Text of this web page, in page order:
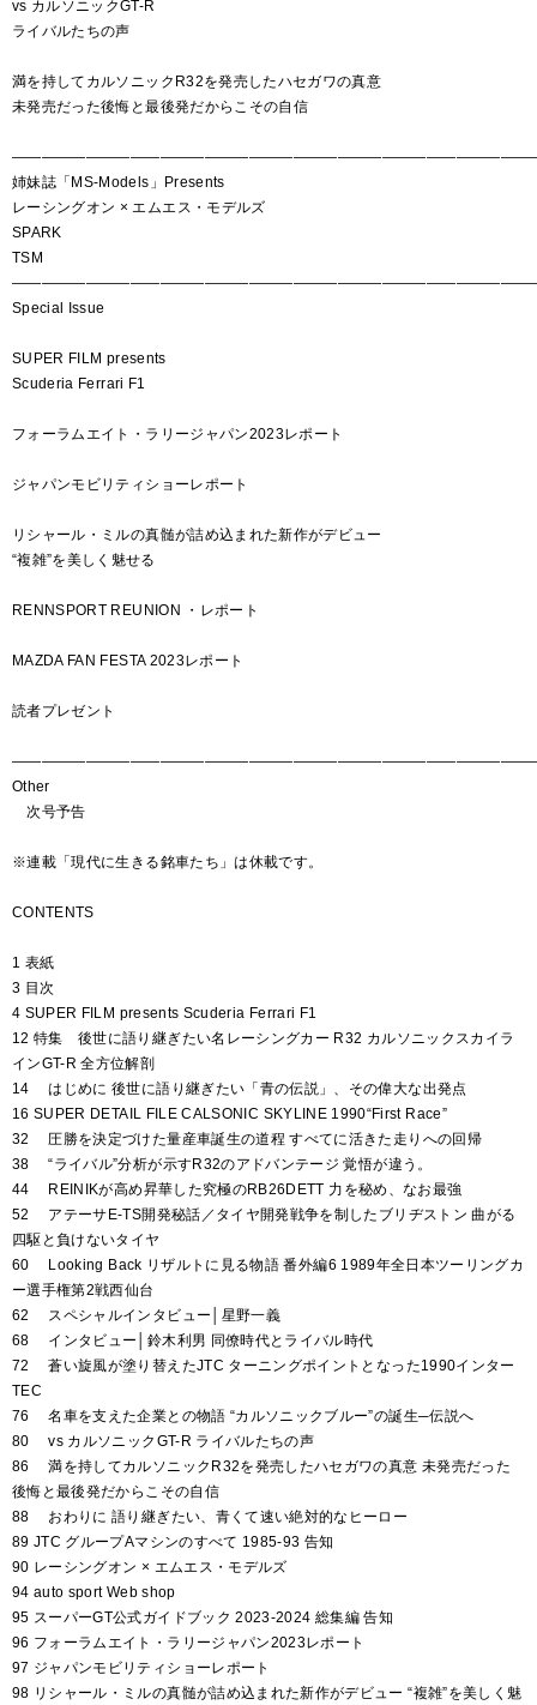
vs カルソニックGT-R
ライバルたちの声
満を持してカルソニックR32を発売したハセガワの真意
未発売だった後悔と最後発だからこその自信
姉妹誌「MS-Models」Presents
レーシングオン × エムエス・モデルズ
SPARK
TSM
Special Issue
SUPER FILM presents
Scuderia Ferrari F1
フォーラムエイト・ラリージャパン2023レポート
ジャパンモビリティショーレポート
リシャール・ミルの真髄が詰め込まれた新作がデビュー
“複雑”を美しく魅せる
RENNSPORT REUNION ・レポート
MAZDA FAN FESTA 2023レポート
読者プレゼント
Other
次号予告
※連載「現代に生きる銘車たち」は休載です。
CONTENTS
1 表紙
3 目次
4 SUPER FILM presents Scuderia Ferrari F1
12 特集 後世に語り継ぎたい名レーシングカー R32 カルソニックスカイラ
インGT-R 全方位解剖
14 はじめに 後世に語り継ぎたい「青の伝説」、その偉大な出発点
16 SUPER DETAIL FILE CALSONIC SKYLINE 1990“First Race”
32 圧勝を決定づけた量産車誕生の道程 すべてに活きた走りへの回帰
38 “ライバル”分析が示すR32のアドバンテージ 覚悟が違う。
44 REINIKが高め昇華した究極のRB26DETT 力を秘め、なお最強
52 アテーサE-TS開発秘話／タイヤ開発戦争を制したブリヂストン 曲がる
四駆と負けないタイヤ
60 Looking Back リザルトに見る物語 番外編6 1989年全日本ツーリングカ
ー選手権第2戦西仙台
62 スペシャルインタビュー│星野一義
68 インタビュー│鈴木利男 同僚時代とライバル時代
72 蒼い旋風が塗り替えたJTC ターニングポイントとなった1990インター
TEC
76 名車を支えた企業との物語 “カルソニックブルー”の誕生─伝説へ
80 vs カルソニックGT-R ライバルたちの声
86 満を持してカルソニックR32を発売したハセガワの真意 未発売だった
後悔と最後発だからこその自信
88 おわりに 語り継ぎたい、青くて速い絶対的なヒーロー
89 JTC グループAマシンのすべて 1985-93 告知
90 レーシングオン × エムエス・モデルズ
94 auto sport Web shop
95 スーパーGT公式ガイドブック 2023-2024 総集編 告知
96 フォーラムエイト・ラリージャパン2023レポート
97 ジャパンモビリティショーレポート
98 リシャール・ミルの真髄が詰め込まれた新作がデビュー “複雑”を美しく魅